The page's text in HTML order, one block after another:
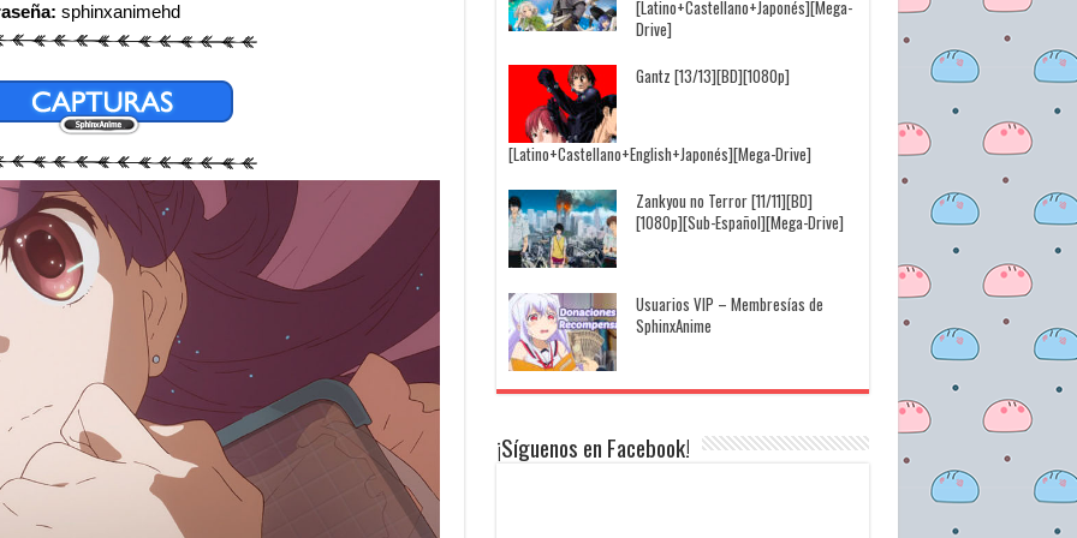
sphinxanimehd
[Latino+Castellano+Japonés][Mega-
Drive]
Gantz [13/13][BD][1080p]
[Latino+Castellano+English+Japonés][Mega-Drive]
Zankyou no Terror [11/11][BD]
[1080p][Sub-Español][Mega-Drive]
Usuarios VIP – Membresías de
SphinxAnime
¡Síguenos en Facebook!